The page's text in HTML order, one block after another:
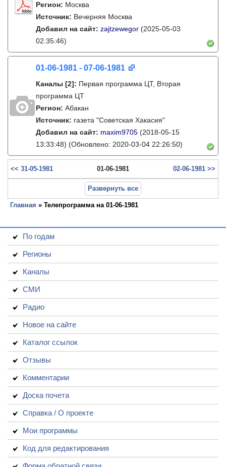
Регион: Москва
Источник: Вечерняя Москва
Добавил на сайт: zajtzewegor (2025-05-03
02:35:46)
01-06-1981 - 07-06-1981
Каналы [2]: Первая программа ЦТ, Вторая
программа ЦТ
Регион: Абакан
Источник: газета "Советская Хакасия"
Добавил на сайт: maxim9705 (2018-05-15
13:33:48) (Обновлено: 2020-03-04 22:26:50)
<< 31-05-1981 01-06-1981 02-06-1981 >>
Развернуть все
Главная » Телепрограмма на 01-06-1981
По годам
Регионы
Каналы
СМИ
Радио
Новое на сайте
Каталог ссылок
Отзывы
Комментарии
Доска почета
Справка / О проекте
Мои программы
Код для редактирования